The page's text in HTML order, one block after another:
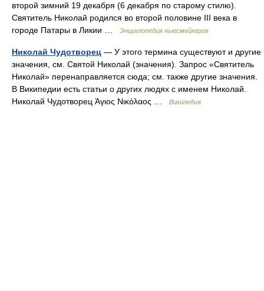
второй зимний 19 декабря (6 декабря по старому стилю).
Святитель Николай родился во второй половине III века в
городе Патары в Ликии …
Энциклопедия ньюсмейкеров
Николай Чудотворец — У этого термина существуют и другие
значения, см. Святой Николай (значения). Запрос «Святитель
Николай» перенаправляется сюда; см. также другие значения.
В Википедии есть статьи о других людях с именем Николай.
Николай Чудотворец Άγιος Νικόλαος …
Википедия